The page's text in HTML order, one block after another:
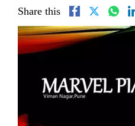
Share this